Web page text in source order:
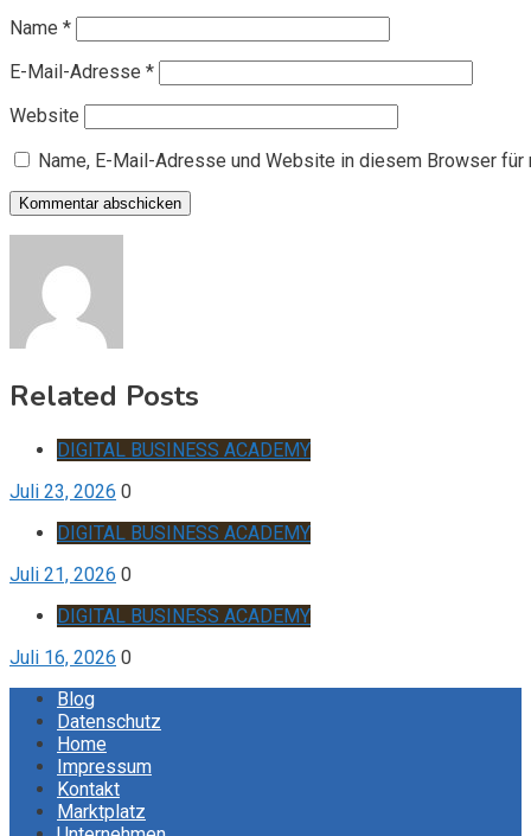
Name *
E-Mail-Adresse *
Website
Name, E-Mail-Adresse und Website in diesem Browser
Related Posts
DIGITAL BUSINESS ACADEMY
Juli 23, 2026 0
DIGITAL BUSINESS ACADEMY
Juli 21, 2026 0
DIGITAL BUSINESS ACADEMY
Juli 16, 2026 0
Blog
Datenschutz
Home
Impressum
Kontakt
Marktplatz